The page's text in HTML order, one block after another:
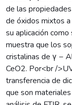
de las
de óxidos mixtos
su aplicación
muestra que los
cristalinas de γ −
CeO2. Por<br /
transferencia de
que son